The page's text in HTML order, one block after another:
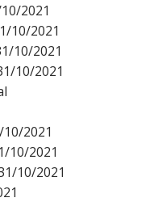
2021
10/2021
10/2021
10/2021
2021
10/2021
10/2021